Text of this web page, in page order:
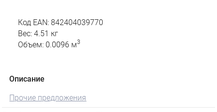
Код EAN: 842404039770
Вес: 4.51 кг
Объем: 0.0096 м3
Описание
Прочие предложения